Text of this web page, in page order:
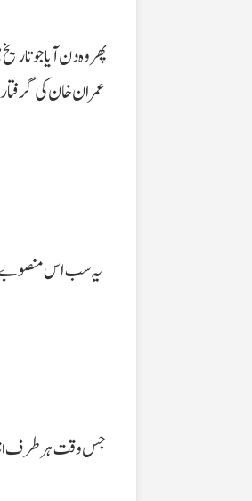
عمران خان کی
یہ سب اس منصوبے کا
جس وقت ہر طرف